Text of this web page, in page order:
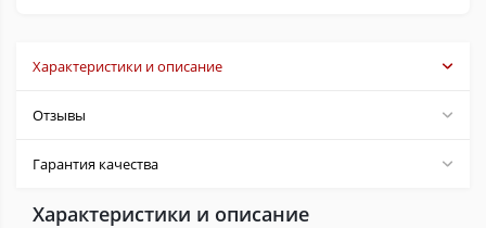
Характеристики и описание
Отзывы
Гарантия качества
Характеристики и описание